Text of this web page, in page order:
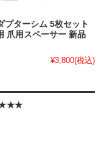
プターシム 5枚セット
爪用スペーサー 新品
¥3,800(税込)
★★★